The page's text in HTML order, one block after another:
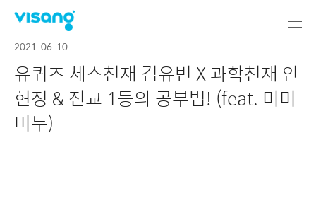
2021-06-10
유퀴즈 체스천재 김유빈 X 과학천재 안
현정 & 전교 1등의 공부법! (feat. 미미
미누)